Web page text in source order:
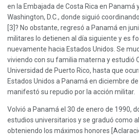
en la Embajada de Costa Rica en Panamá
Washington, D.C., donde siguió
[3]? No obstante, regresó a Panamá en
militares lo detienen al día siguiente y es
nuevamente hacia Estados Unidos. Se
viviendo con su familia materna y estudió
Universidad de Puerto Rico, hasta que
Estados Unidos a Panamá en diciembre
manifestó su repudio por la acción militar.
Volvió a Panamá el 30 de enero de 1990,
estudios universitarios y se graduó como
obteniendo los máximos honores